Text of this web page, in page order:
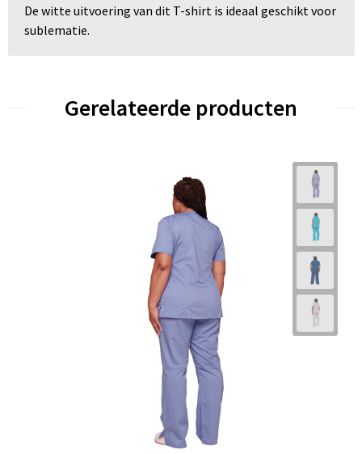
De witte uitvoering van dit T-shirt is ideaal geschikt voor
sublematie.
Gerelateerde producten